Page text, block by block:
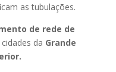
as tubulações.
de rede de
da Grande